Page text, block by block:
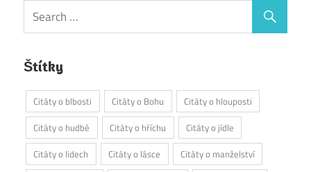
Štítky
Citáty o blbosti Citáty o Bohu
Citáty o hlouposti
Citáty o hudbě
Citáty o hříchu
Citáty o jídle
Citáty o lidech
Citáty o lásce Citáty o manželství